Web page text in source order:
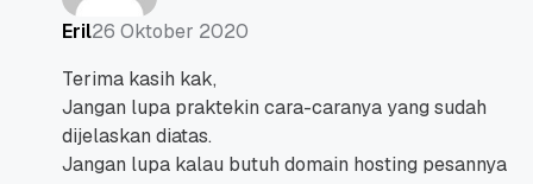
Eril26 Oktober 2020
Terima kasih kak,
Jangan lupa praktekin cara-caranya yang sudah
dijelaskan diatas.
Jangan lupa kalau butuh domain hosting pesannya